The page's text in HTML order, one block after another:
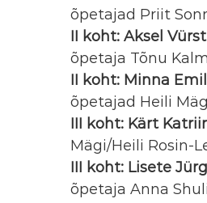
õpetajad Priit
II koht: Aksel Vürst
õpetaja Tõnu
II koht: Minna
õpetajad Heili
III koht: Kärt
Mägi/Heili Rosin-
III koht: Lisete
õpetaja Anna